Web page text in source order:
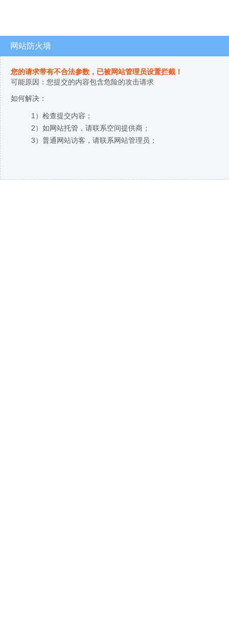
网站防火墙
您的请求带有不合法参数，已被网站管理员设置拦截！
可能原因：您提交的内容包含危险的攻击请求
如何解决：
1）检查提交内容；
2）如网站托管，请联系空间提供商；
3）普通网站访客，请联系网站管理员；